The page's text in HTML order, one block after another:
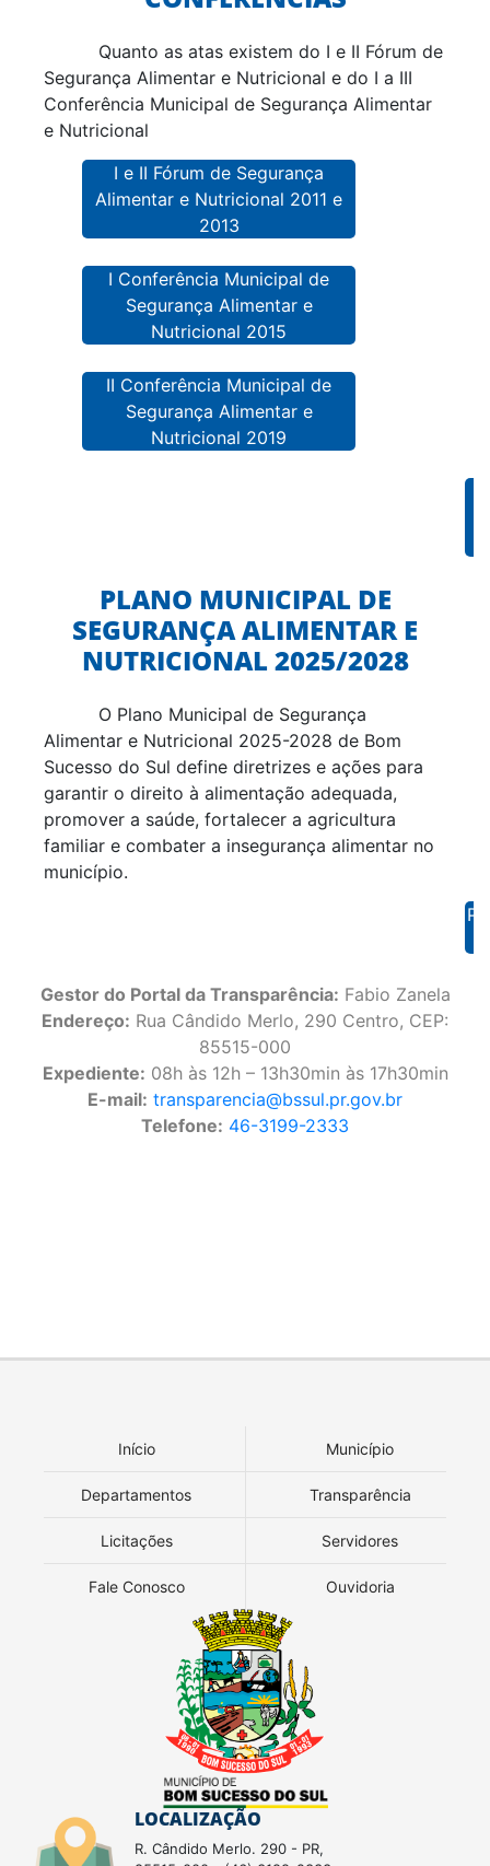
Quanto as atas existem do I e II Fórum de
Segurança Alimentar e Nutricional e do I a III
Conferência Municipal de Segurança Alimentar
e Nutricional
I e II Fórum de Segurança
Alimentar e Nutricional 2011 e
2013
I Conferência Municipal de
Segurança Alimentar e
Nutricional 2015
II Conferência Municipal de
Segurança Alimentar e
Nutricional 2019
PLANO MUNICIPAL DE
SEGURANÇA ALIMENTAR E
NUTRICIONAL 2025/2028
O Plano Municipal de Segurança
Alimentar e Nutricional 2025-2028 de Bom
Sucesso do Sul define diretrizes e ações para
garantir o direito à alimentação adequada,
promover a saúde, fortalecer a agricultura
familiar e combater a insegurança alimentar no
município.
Gestor do Portal da Transparência: Fabio Zanela
Endereço: Rua Cândido Merlo, 290 Centro, CEP:
85515-000
Expediente: 08h às 12h – 13h30min às 17h30min
E-mail: transparencia@bssul.pr.gov.br
Telefone: 46-3199-2333
Início Município
Departamentos Transparência
Licitações Servidores
Fale Conosco Ouvidoria
LOCALIZAÇÃO
R. Cândido Merlo. 290 - PR,